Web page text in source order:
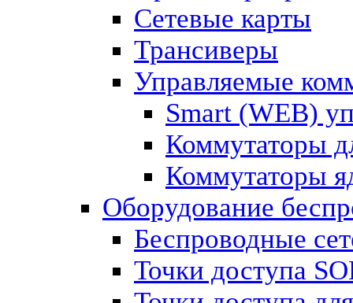
Сетевые карты
Трансиверы
Управляемые
Smart (WEB)
Коммутаторы
Коммутаторы
Оборудование
Беспроводные
Точки доступа